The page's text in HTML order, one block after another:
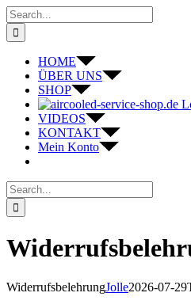
Skip
to
content
Search
for:
HOME
ÜBER UNS
SHOP
VIDEOS
KONTAKT
Mein Konto
Search
for:
WiderrufsbelehrungJolle2026-07-